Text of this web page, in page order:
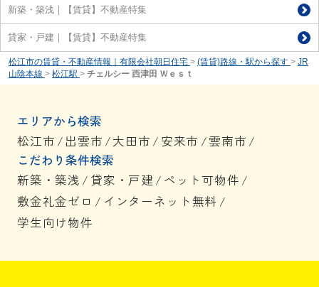
新築・築浅｜【賃貸】不動産特集
貸家・戸建｜【賃貸】不動産特集
松江市の賃貸・不動産情報｜有限会社朝日住宅 > (賃貸)路線・駅から探す > JR
山陰本線 > 松江駅 > チェルシー 西津田 Ｗｅｓｔ
エリアから検索
松江市 / 出雲市 /大田市 / 安来市 /雲南市 /
こだわり条件検索
新築・築浅 / 貸家・戸建/ ペット可物件 /
敷金礼金ゼロ / インターネット無料 /
学生向け物件